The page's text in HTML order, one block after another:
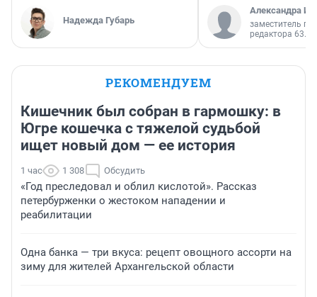
Надежда Губарь
Александра
заместитель
редактора 63.RU
РЕКОМЕНДУЕМ
Кишечник был собран в гармошку: в
Югре кошечка с тяжелой судьбой
ищет новый дом — ее история
1 час 1 308 Обсудить
«Год преследовал и облил кислотой». Рассказ
петербурженки о жестоком нападении и
реабилитации
Одна банка — три вкуса: рецепт овощного ассорти на
зиму для жителей Архангельской области